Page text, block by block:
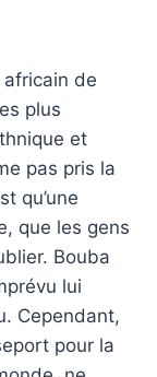
de
plus
et
pas pris la
qu’une
que les gens
Bouba
lui
Cependant,
pour la